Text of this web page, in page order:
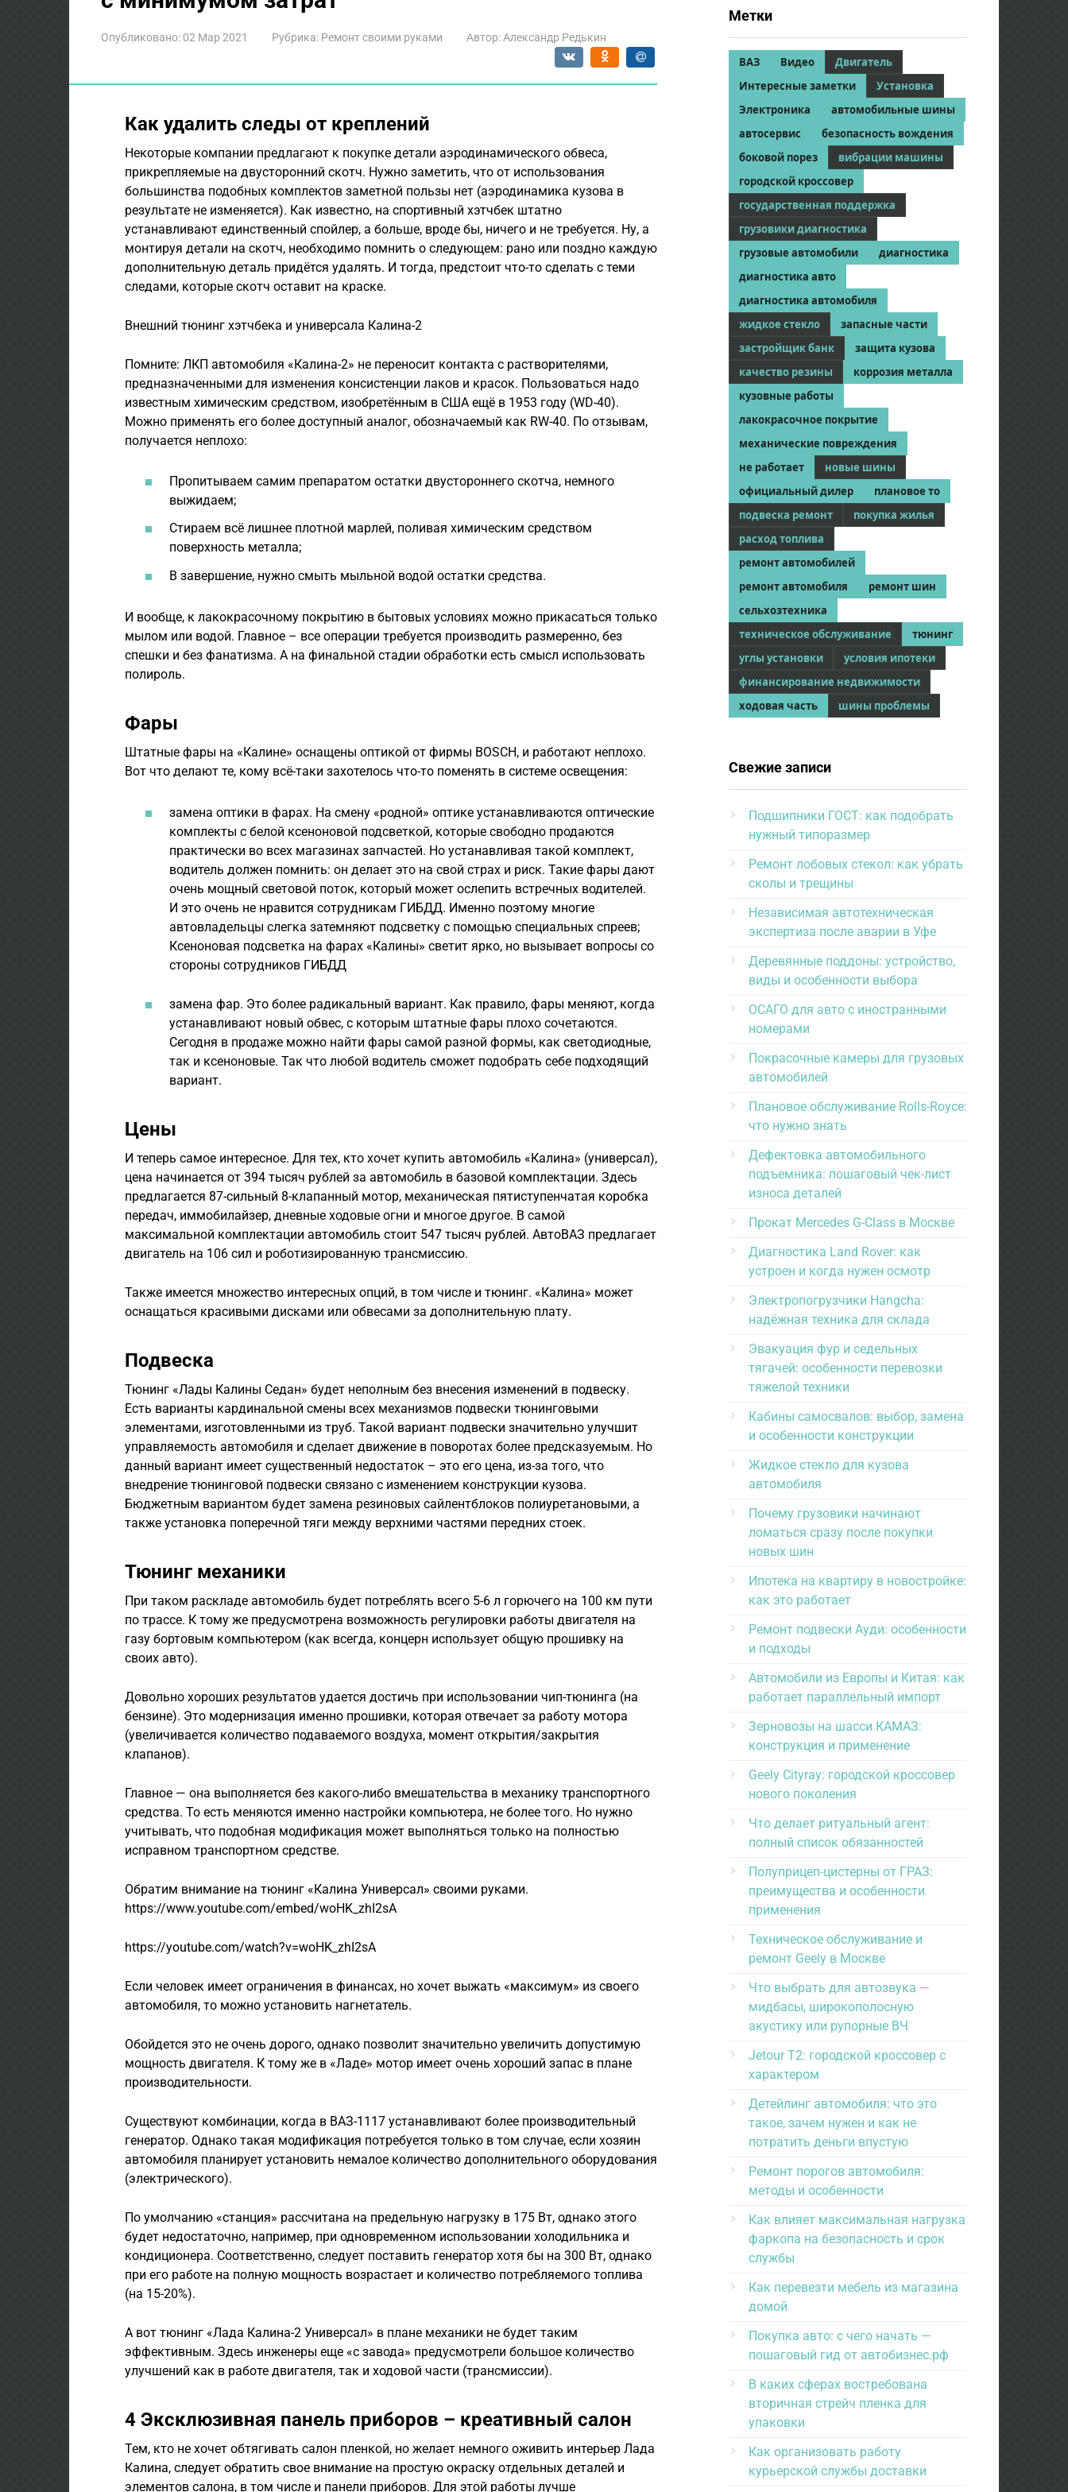
Опубликовано: 02 Мар 2021 Рубрика: Ремонт своими руками Автор: Александр Редькин
Как удалить следы от креплений
Некоторые компании предлагают к покупке детали аэродинамического обвеса,
прикрепляемые на двусторонний скотч. Нужно заметить, что от использования
большинства подобных комплектов заметной пользы нет (аэродинамика кузова в
результате не изменяется). Как известно, на спортивный хэтчбек штатно
устанавливают единственный спойлер, а больше, вроде бы, ничего и не требуется. Ну, а
монтируя детали на скотч, необходимо помнить о следующем: рано или поздно каждую
дополнительную деталь придётся удалять. И тогда, предстоит что-то сделать с теми
следами, которые скотч оставит на краске.
Внешний тюнинг хэтчбека и универсала Калина-2
Помните: ЛКП автомобиля «Калина-2» не переносит контакта с растворителями,
предназначенными для изменения консистенции лаков и красок. Пользоваться надо
известным химическим средством, изобретённым в США ещё в 1953 году (WD-40).
Можно применять его более доступный аналог, обозначаемый как RW-40. По отзывам,
получается неплохо:
Пропитываем самим препаратом остатки двустороннего скотча, немного
выжидаем;
Стираем всё лишнее плотной марлей, поливая химическим средством
поверхность металла;
В завершение, нужно смыть мыльной водой остатки средства.
И вообще, к лакокрасочному покрытию в бытовых условиях можно прикасаться только
мылом или водой. Главное – все операции требуется производить размеренно, без
спешки и без фанатизма. А на финальной стадии обработки есть смысл использовать
полироль.
Фары
Штатные фары на «Калине» оснащены оптикой от фирмы BOSCH, и работают неплохо.
Вот что делают те, кому всё-таки захотелось что-то поменять в системе освещения:
замена оптики в фарах. На смену «родной» оптике устанавливаются оптические
комплекты с белой ксеноновой подсветкой, которые свободно продаются
практически во всех магазинах запчастей. Но устанавливая такой комплект,
водитель должен помнить: он делает это на свой страх и риск. Такие фары дают
очень мощный световой поток, который может ослепить встречных водителей.
И это очень не нравится сотрудникам ГИБДД. Именно поэтому многие
автовладельцы слегка затемняют подсветку с помощью специальных спреев;
Ксеноновая подсветка на фарах «Калины» светит ярко, но вызывает вопросы со
стороны сотрудников ГИБДД
замена фар. Это более радикальный вариант. Как правило, фары меняют, когда
устанавливают новый обвес, с которым штатные фары плохо сочетаются.
Сегодня в продаже можно найти фары самой разной формы, как светодиодные,
так и ксеноновые. Так что любой водитель сможет подобрать себе подходящий
вариант.
Цены
И теперь самое интересное. Для тех, кто хочет купить автомобиль «Калина» (универсал),
цена начинается от 394 тысяч рублей за автомобиль в базовой комплектации. Здесь
предлагается 87-сильный 8-клапанный мотор, механическая пятиступенчатая коробка
передач, иммобилайзер, дневные ходовые огни и многое другое. В самой
максимальной комплектации автомобиль стоит 547 тысяч рублей. АвтоВАЗ предлагает
двигатель на 106 сил и роботизированную трансмиссию.
Также имеется множество интересных опций, в том числе и тюнинг. «Калина» может
оснащаться красивыми дисками или обвесами за дополнительную плату.
Подвеска
Тюнинг «Лады Калины Седан» будет неполным без внесения изменений в подвеску.
Есть варианты кардинальной смены всех механизмов подвески тюнинговыми
элементами, изготовленными из труб. Такой вариант подвески значительно улучшит
управляемость автомобиля и сделает движение в поворотах более предсказуемым. Но
данный вариант имеет существенный недостаток – это его цена, из-за того, что
внедрение тюнинговой подвески связано с изменением конструкции кузова.
Бюджетным вариантом будет замена резиновых сайлентблоков полиуретановыми, а
также установка поперечной тяги между верхними частями передних стоек.
Тюнинг механики
При таком раскладе автомобиль будет потреблять всего 5-6 л горючего на 100 км пути
по трассе. К тому же предусмотрена возможность регулировки работы двигателя на
газу бортовым компьютером (как всегда, концерн использует общую прошивку на
своих авто).
Довольно хороших результатов удается достичь при использовании чип-тюнинга (на
бензине). Это модернизация именно прошивки, которая отвечает за работу мотора
(увеличивается количество подаваемого воздуха, момент открытия/закрытия
клапанов).
Главное — она выполняется без какого-либо вмешательства в механику транспортного
средства. То есть меняются именно настройки компьютера, не более того. Но нужно
учитывать, что подобная модификация может выполняться только на полностью
исправном транспортном средстве.
Обратим внимание на тюнинг «Калина Универсал» своими руками.
https://www.youtube.com/embed/woHK_zhI2sA
https://youtube.com/watch?v=woHK_zhI2sA
Если человек имеет ограничения в финансах, но хочет выжать «максимум» из своего
автомобиля, то можно установить нагнетатель.
Обойдется это не очень дорого, однако позволит значительно увеличить допустимую
мощность двигателя. К тому же в «Ладе» мотор имеет очень хороший запас в плане
производительности.
Существуют комбинации, когда в ВАЗ-1117 устанавливают более производительный
генератор. Однако такая модификация потребуется только в том случае, если хозяин
автомобиля планирует установить немалое количество дополнительного оборудования
(электрического).
По умолчанию «станция» рассчитана на предельную нагрузку в 175 Вт, однако этого
будет недостаточно, например, при одновременном использовании холодильника и
кондиционера. Соответственно, следует поставить генератор хотя бы на 300 Вт, однако
при его работе на полную мощность возрастает и количество потребляемого топлива
(на 15-20%).
А вот тюнинг «Лада Калина-2 Универсал» в плане механики не будет таким
эффективным. Здесь инженеры еще «с завода» предусмотрели большое количество
улучшений как в работе двигателя, так и ходовой части (трансмиссии).
4 Эксклюзивная панель приборов – креативный салон
Тем, кто не хочет обтягивать салон пленкой, но желает немного оживить интерьер Лада
Калина, следует обратить свое внимание на простую окраску отдельных деталей и
элементов салона, в том числе и панели приборов. Для этой работы лучше
Метки
ВАЗ Видео
Двигатель
Интересные заметки
Установка
Электроника
автомобильные шины
автосервис
безопасность вождения
боковой порез
вибрации машины
городской кроссовер
государственная поддержка
грузовики диагностика
грузовые автомобили
диагностика
диагностика авто
диагностика автомобиля
жидкое стекло
запасные части
застройщик банк
защита кузова
качество резины
коррозия металла
кузовные работы
лакокрасочное покрытие
механические повреждения
не работает
новые шины
официальный дилер
плановое то
подвеска ремонт
покупка жилья
расход топлива
ремонт автомобилей
ремонт автомобиля
ремонт шин
сельхозтехника
техническое обслуживание
тюнинг
углы установки
условия ипотеки
финансирование недвижимости
ходовая часть
шины проблемы
Свежие записи
Подшипники ГОСТ: как подобрать
нужный типоразмер
Ремонт лобовых стекол: как убрать
сколы и трещины
Независимая автотехническая
экспертиза после аварии в Уфе
Деревянные поддоны: устройство,
виды и особенности выбора
ОСАГО для авто с иностранными
номерами
Покрасочные камеры для грузовых
автомобилей
Плановое обслуживание Rolls-Royce:
что нужно знать
Дефектовка автомобильного
подъемника: пошаговый чек-лист
износа деталей
Прокат Mercedes G-Class в Москве
Диагностика Land Rover: как
устроен и когда нужен осмотр
Электропогрузчики Hangcha:
надёжная техника для склада
Эвакуация фур и седельных
тягачей: особенности перевозки
тяжелой техники
Кабины самосвалов: выбор, замена
и особенности конструкции
Жидкое стекло для кузова
автомобиля
Почему грузовики начинают
ломаться сразу после покупки
новых шин
Ипотека на квартиру в новостройке:
как это работает
Ремонт подвески Ауди: особенности
и подходы
Автомобили из Европы и Китая: как
работает параллельный импорт
Зерновозы на шасси КАМАЗ:
конструкция и применение
Geely Cityray: городской кроссовер
нового поколения
Что делает ритуальный агент:
полный список обязанностей
Полуприцеп-цистерны от ГРАЗ:
преимущества и особенности
применения
Техническое обслуживание и
ремонт Geely в Москве
Что выбрать для автозвука —
мидбасы, широкополосную
акустику или рупорные ВЧ
Jetour T2: городской кроссовер с
характером
Детейлинг автомобиля: что это
такое, зачем нужен и как не
потратить деньги впустую
Ремонт порогов автомобиля:
методы и особенности
Как влияет максимальная нагрузка
фаркопа на безопасность и срок
службы
Как перевезти мебель из магазина
домой
Покупка авто: с чего начать —
пошаговый гид от автобизнес.рф
В каких сферах востребована
вторичная стрейч пленка для
упаковки
Как организовать работу
курьерской службы доставки